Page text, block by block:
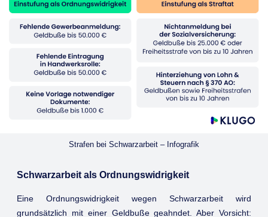
Strafen bei Schwarzarbeit – Infografik
Schwarzarbeit als Ordnungswidrigkeit
Eine Ordnungswidrigkeit wegen Schwarzarbeit wird
grundsätzlich mit einer Geldbuße geahndet. Aber Vorsicht: